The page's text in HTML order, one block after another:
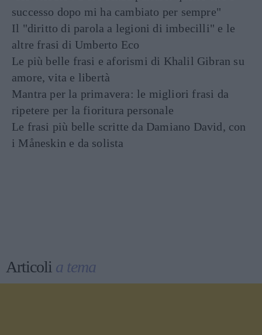
successo dopo mi ha cambiato per sempre"
Il "diritto di parola a legioni di imbecilli" e le
altre frasi di Umberto Eco
Le più belle frasi e aforismi di Khalil Gibran su
amore, vita e libertà
Mantra per la primavera: le migliori frasi da
ripetere per la fioritura personale
Le frasi più belle scritte da Damiano David, con
i Måneskin e da solista
Articoli a tema